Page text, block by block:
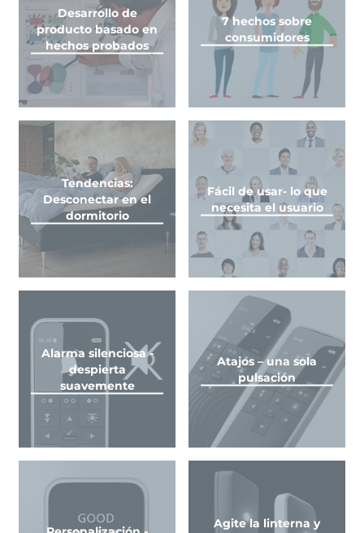
Desarrollo de
producto basado en
hechos probados
7 hechos sobre
consumidores
Tendencias:
Desconectar en el
dormitorio
Fácil de usar- lo que
necesita el usuario
Alarma silenciosa -
despierta
suavemente
Atajos – una sola
pulsación
Agite la linterna y